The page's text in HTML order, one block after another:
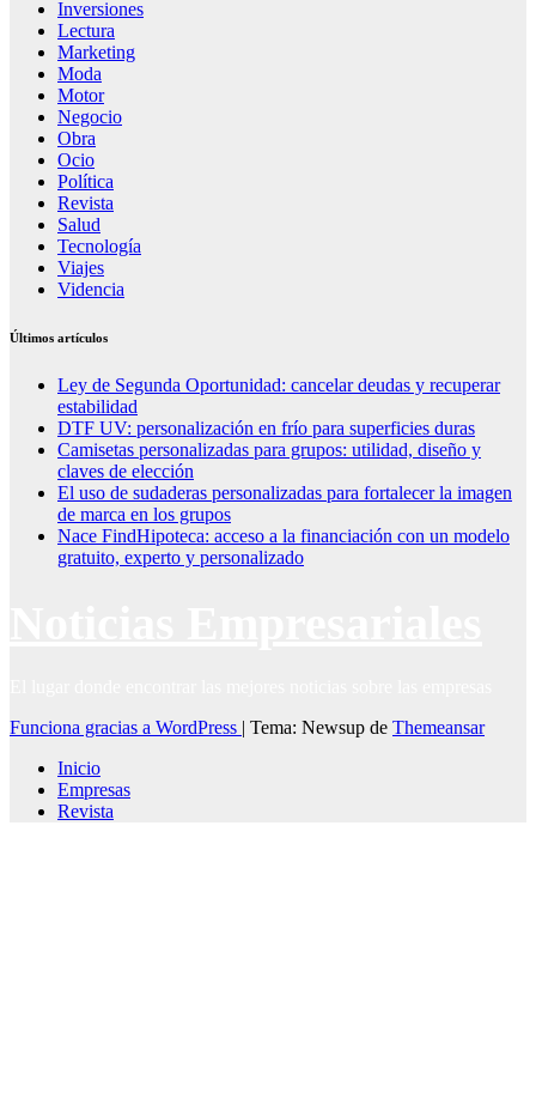
Inversiones
Lectura
Marketing
Moda
Motor
Negocio
Obra
Ocio
Política
Revista
Salud
Tecnología
Viajes
Videncia
Últimos artículos
Ley de Segunda Oportunidad: cancelar deudas y recuperar
estabilidad
DTF UV: personalización en frío para superficies duras
Camisetas personalizadas para grupos: utilidad, diseño y
claves de elección
El uso de sudaderas personalizadas para fortalecer la imagen
de marca en los grupos
Nace FindHipoteca: acceso a la financiación con un modelo
gratuito, experto y personalizado
Funciona gracias a WordPress | Tema: Newsup de Themeansar
Inicio
Empresas
Revista